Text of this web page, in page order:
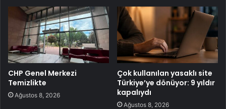
CHP Genel Merkezi
Temizlikte
Ağustos 8, 2026
Çok kullanılan yasaklı site
Türkiye’ye dönüyor: 9 yıldır
kapalıydı
Ağustos 8, 2026